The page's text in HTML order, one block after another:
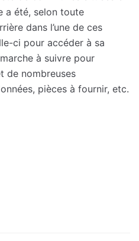
a été, selon toute
dans l’une de ces
ci pour accéder à sa
à suivre pour
de nombreuses
pièces à fournir, etc.